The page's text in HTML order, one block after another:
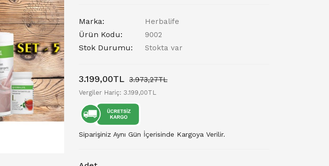
Marka: Herbalife
Ürün Kodu: 9002
Stok Durumu: Stokta var
3.199,00TL 3.973,27TL
Vergiler Hariç: 3.199,00TL
Siparişiniz Aynı Gün İçerisinde Kargoya Verilir.